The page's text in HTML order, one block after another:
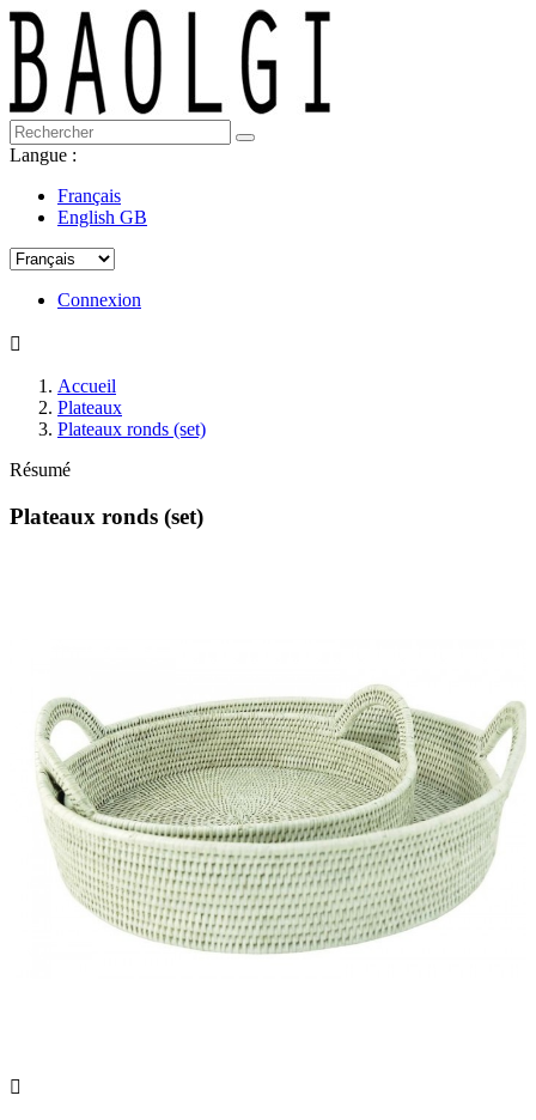
Langue :
Français
English GB
Connexion

Accueil
Plateaux
Plateaux ronds (set)
Résumé
Plateaux ronds (set)
